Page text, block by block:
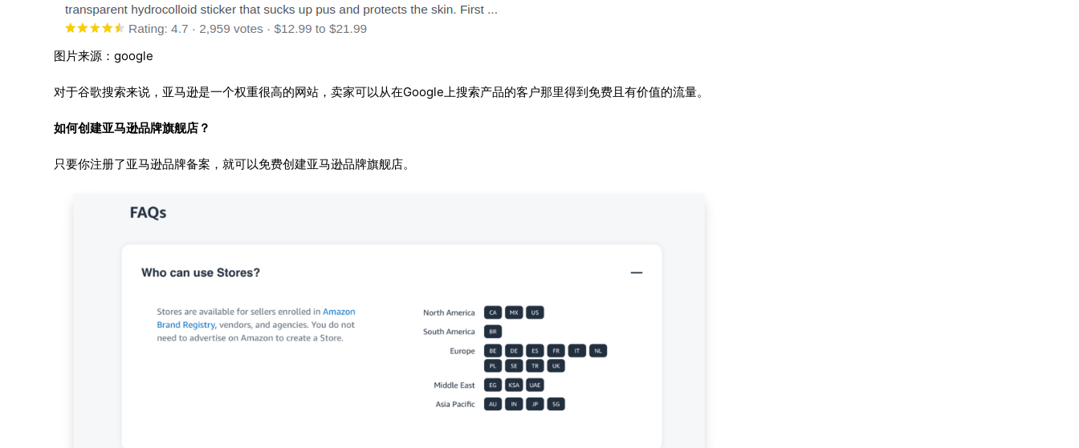
图片来源：google
对于谷歌搜索来说，亚马逊是一个权重很高的网站，卖家可以从在Google上搜索产品的客户那里得到免费且有价值的流量。
如何创建亚马逊品牌旗舰店？
只要你注册了亚马逊品牌备案，就可以免费创建亚马逊品牌旗舰店。